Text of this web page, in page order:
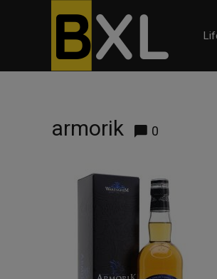
armorik 0